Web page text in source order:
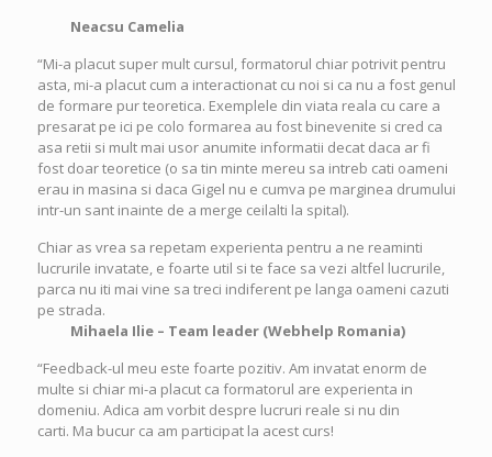
Neacsu Camelia
“Mi-a placut super mult cursul, formatorul chiar potrivit pentru
asta, mi-a placut cum a interactionat cu noi si ca nu a fost genul
de formare pur teoretica. Exemplele din viata reala cu care a
presarat pe ici pe colo formarea au fost binevenite si cred ca
asa retii si mult mai usor anumite informatii decat daca ar fi
fost doar teoretice (o sa tin minte mereu sa intreb cati oameni
erau in masina si daca Gigel nu e cumva pe marginea drumului
intr-un sant inainte de a merge ceilalti la spital).
Chiar as vrea sa repetam experienta pentru a ne reaminti
lucrurile invatate, e foarte util si te face sa vezi altfel lucrurile,
parca nu iti mai vine sa treci indiferent pe langa oameni cazuti
pe strada.
Mihaela Ilie – Team leader (Webhelp Romania)
“Feedback-ul meu este foarte pozitiv. Am invatat enorm de
multe si chiar mi-a placut ca formatorul are experienta in
domeniu. Adica am vorbit despre lucruri reale si nu din
carti. Ma bucur ca am participat la acest curs!